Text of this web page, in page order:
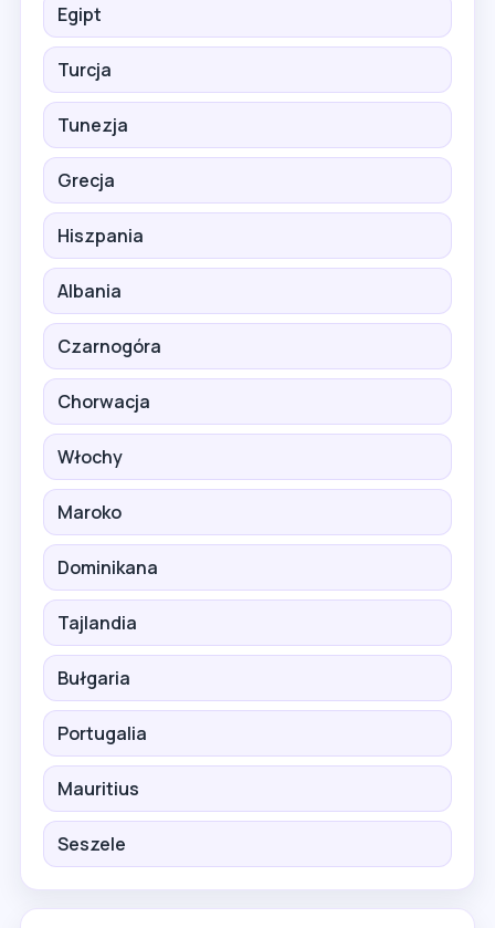
Egipt
Turcja
Tunezja
Grecja
Hiszpania
Albania
Czarnogóra
Chorwacja
Włochy
Maroko
Dominikana
Tajlandia
Bułgaria
Portugalia
Mauritius
Seszele